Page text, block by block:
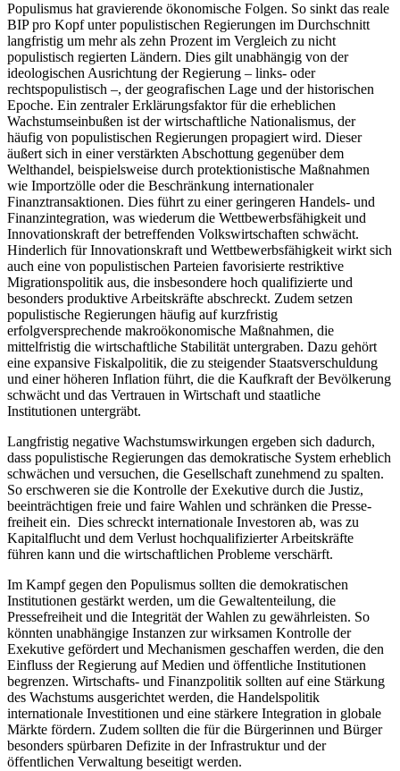
Populismus hat gravierende ökonomische Folgen. So sinkt das reale
BIP pro Kopf unter populistischen Regierungen im Durchschnitt
langfristig um mehr als zehn Prozent im Vergleich zu nicht
populistisch regierten Ländern. Dies gilt unabhängig von der
ideologischen Ausrichtung der Regierung – links- oder
rechtspopulistisch –, der geografischen Lage und der historischen
Epoche. Ein zentraler Erklärungsfaktor für die erheblichen
Wachstumseinbußen ist der wirtschaftliche Nationalismus, der
häufig von populistischen Regierungen propagiert wird. Dieser
äußert sich in einer verstärkten Abschottung gegenüber dem
Welthandel, beispielsweise durch protektionistische Maßnahmen
wie Importzölle oder die Beschränkung internationaler
Finanztransaktionen. Dies führt zu einer geringeren Handels- und
Finanzintegration, was wiederum die Wettbewerbsfähigkeit und
Innovationskraft der betreffenden Volkswirtschaften schwächt.
Hinderlich für Innovationskraft und Wettbewerbsfähigkeit wirkt sich
auch eine von populistischen Parteien favorisierte restriktive
Migrationspolitik aus, die insbesondere hoch qualifizierte und
besonders produktive Arbeitskräfte abschreckt. Zudem setzen
populistische Regierungen häufig auf kurzfristig
erfolgversprechende makroökonomische Maßnahmen, die
mittelfristig die wirtschaftliche Stabilität untergraben. Dazu gehört
eine expansive Fiskalpolitik, die zu steigender Staatsverschuldung
und einer höheren Inflation führt, die die Kaufkraft der Bevölkerung
schwächt und das Vertrauen in Wirtschaft und staatliche
Institutionen untergräbt.
Langfristig negative Wachstumswirkungen ergeben sich dadurch,
dass populistische Regierungen das demokratische System erheblich
schwächen und versuchen, die Gesellschaft zunehmend zu spalten.
So erschweren sie die Kontrolle der Exekutive durch die Justiz,
beeinträchtigen freie und faire Wahlen und schränken die Presse-
freiheit ein. Dies schreckt internationale Investoren ab, was zu
Kapitalflucht und dem Verlust hochqualifizierter Arbeitskräfte
führen kann und die wirtschaftlichen Probleme verschärft.
Im Kampf gegen den Populismus sollten die demokratischen
Institutionen gestärkt werden, um die Gewaltenteilung, die
Pressefreiheit und die Integrität der Wahlen zu gewährleisten. So
könnten unabhängige Instanzen zur wirksamen Kontrolle der
Exekutive gefördert und Mechanismen geschaffen werden, die den
Einfluss der Regierung auf Medien und öffentliche Institutionen
begrenzen. Wirtschafts- und Finanzpolitik sollten auf eine Stärkung
des Wachstums ausgerichtet werden, die Handelspolitik
internationale Investitionen und eine stärkere Integration in globale
Märkte fördern. Zudem sollten die für die Bürgerinnen und Bürger
besonders spürbaren Defizite in der Infrastruktur und der
öffentlichen Verwaltung beseitigt werden.